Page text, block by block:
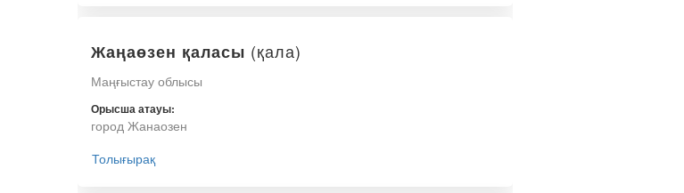
Жаңаөзен қаласы (қала)
Маңғыстау облысы
Орысша атауы:
город Жанаозен
Толығырақ